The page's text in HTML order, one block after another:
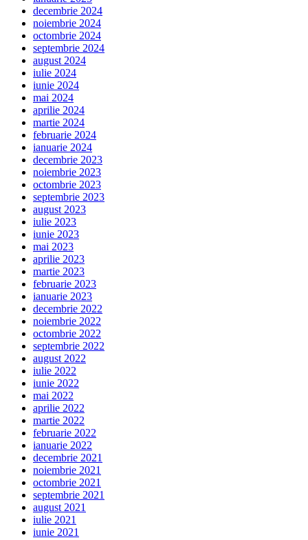
decembrie 2024
noiembrie 2024
octombrie 2024
septembrie 2024
august 2024
iulie 2024
iunie 2024
mai 2024
aprilie 2024
martie 2024
februarie 2024
ianuarie 2024
decembrie 2023
noiembrie 2023
octombrie 2023
septembrie 2023
august 2023
iulie 2023
iunie 2023
mai 2023
aprilie 2023
martie 2023
februarie 2023
ianuarie 2023
decembrie 2022
noiembrie 2022
octombrie 2022
septembrie 2022
august 2022
iulie 2022
iunie 2022
mai 2022
aprilie 2022
martie 2022
februarie 2022
ianuarie 2022
decembrie 2021
noiembrie 2021
octombrie 2021
septembrie 2021
august 2021
iulie 2021
iunie 2021